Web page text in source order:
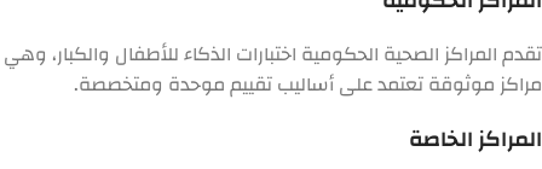
تقدم المراكز الصحية الحكومية اختبارات الذكاء للأطفال والكبار، وهي
مراكز موثوقة تعتمد على أساليب تقييم موحدة ومتخصصة.
المراكز الخاصة